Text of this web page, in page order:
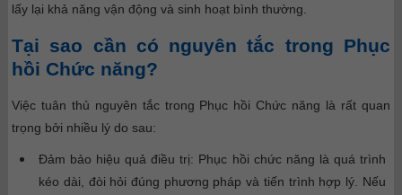
lấy lại khả năng vận động và sinh hoạt bình thường.
Tại sao cần có nguyên tắc trong Phục
hồi Chức năng?
Việc tuân thủ nguyên tắc trong Phục hồi Chức năng là rất quan
trọng bởi nhiều lý do sau:
Đảm bảo hiệu quả điều trị: Phục hồi chức năng là quá trình
kéo dài, đòi hỏi đúng phương pháp và tiến trình hợp lý. Nếu